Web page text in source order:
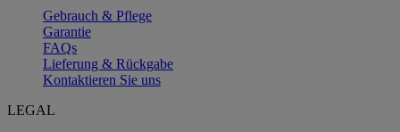
Gebrauch & Pflege
Garantie
FAQs
Lieferung & Rückgabe
Kontaktieren Sie uns
LEGAL